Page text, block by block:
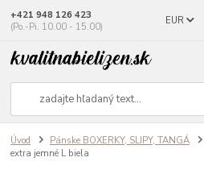
EUR
+421 948 126 423
(Po.-Pi. 10.00 - 15.00)
Úvod Pánske BOXERKY, SLIPY, TANGÁ
extra jemné L biela